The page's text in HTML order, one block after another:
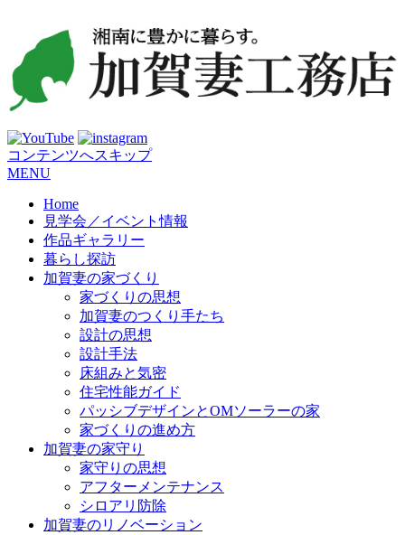
コンテンツへスキップ
MENU
Home
見学会／イベント情報
作品ギャラリー
暮らし探訪
加賀妻の家づくり
家づくりの思想
加賀妻のつくり手たち
設計の思想
設計手法
床組みと気密
住宅性能ガイド
パッシブデザインとOMソーラーの家
家づくりの進め方
加賀妻の家守り
家守りの思想
アフターメンテナンス
シロアリ防除
加賀妻のリノベーション